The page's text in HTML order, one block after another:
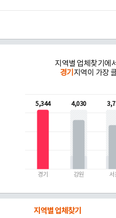
지역별 업체찾기에서
경기 지역이 가장
5,344
경기
4,030
강원 서
지역별 업체찾기